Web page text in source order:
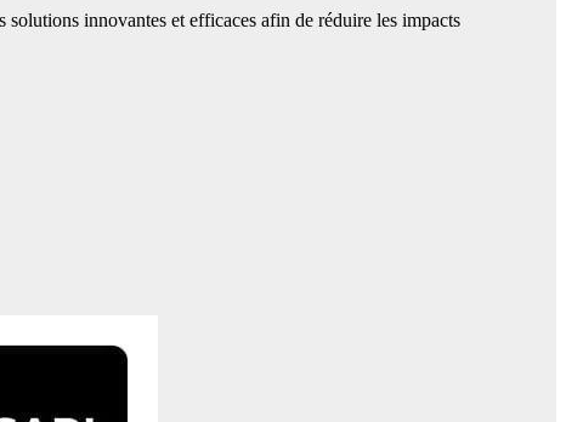
innovantes et efficaces afin de réduire les impacts